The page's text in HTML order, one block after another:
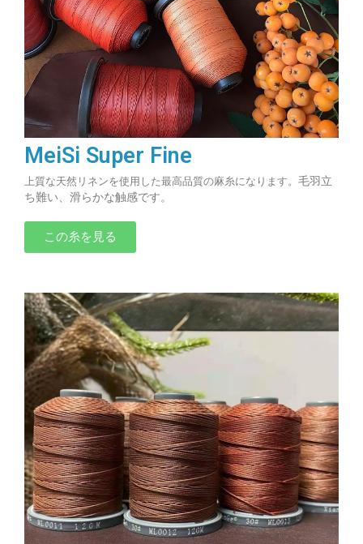
MeiSi Super Fine
上質な天然リネンを使用した最高品質の麻糸になります。 毛羽立
ち難い、滑らかな触感です。
この糸を見る